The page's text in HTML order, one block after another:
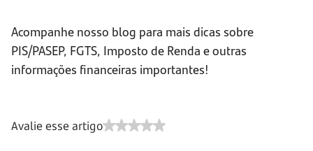
Acompanhe nosso blog para mais dicas sobre
PIS/PASEP, FGTS, Imposto de Renda e outras
informações financeiras importantes!
Avalie esse artigo